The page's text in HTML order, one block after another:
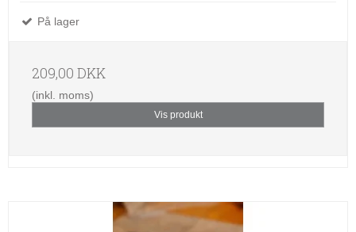
På lager
209,00 DKK
(inkl. moms)
Vis produkt